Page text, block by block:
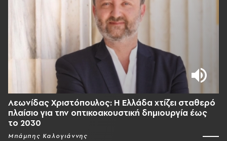
Λεωνίδας Χριστόπουλος: Η Ελλάδα χτίζει σταθερό
πλαίσιο για την οπτικοακουστική δημιουργία έως
το 2030
Μπάμπης Καλογιάννης